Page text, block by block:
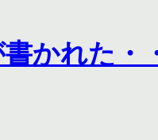
かれた・